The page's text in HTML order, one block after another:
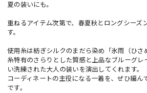
夏の装いにも。
重ねるアイテム次第で、春夏秋とロングシーズ
す。
使用糸は紡ぎシルクのまだら染め「氷雨（ひさ
糸特有のさらりとした質感と上品なブルーグレ
い洗練された大人の装いを演出してくれます。
コーディネートの主役になる一着を、ぜひ編ん
です。